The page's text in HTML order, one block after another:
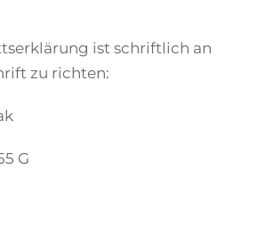
ist schriftlich an
zu richten:
G